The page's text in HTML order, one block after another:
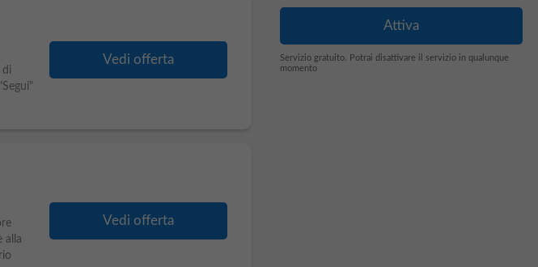
di
Vedi offerta
alla
Vedi offerta
Servizio gratuito. Potrai disattivare il servizio in qualunque
momento